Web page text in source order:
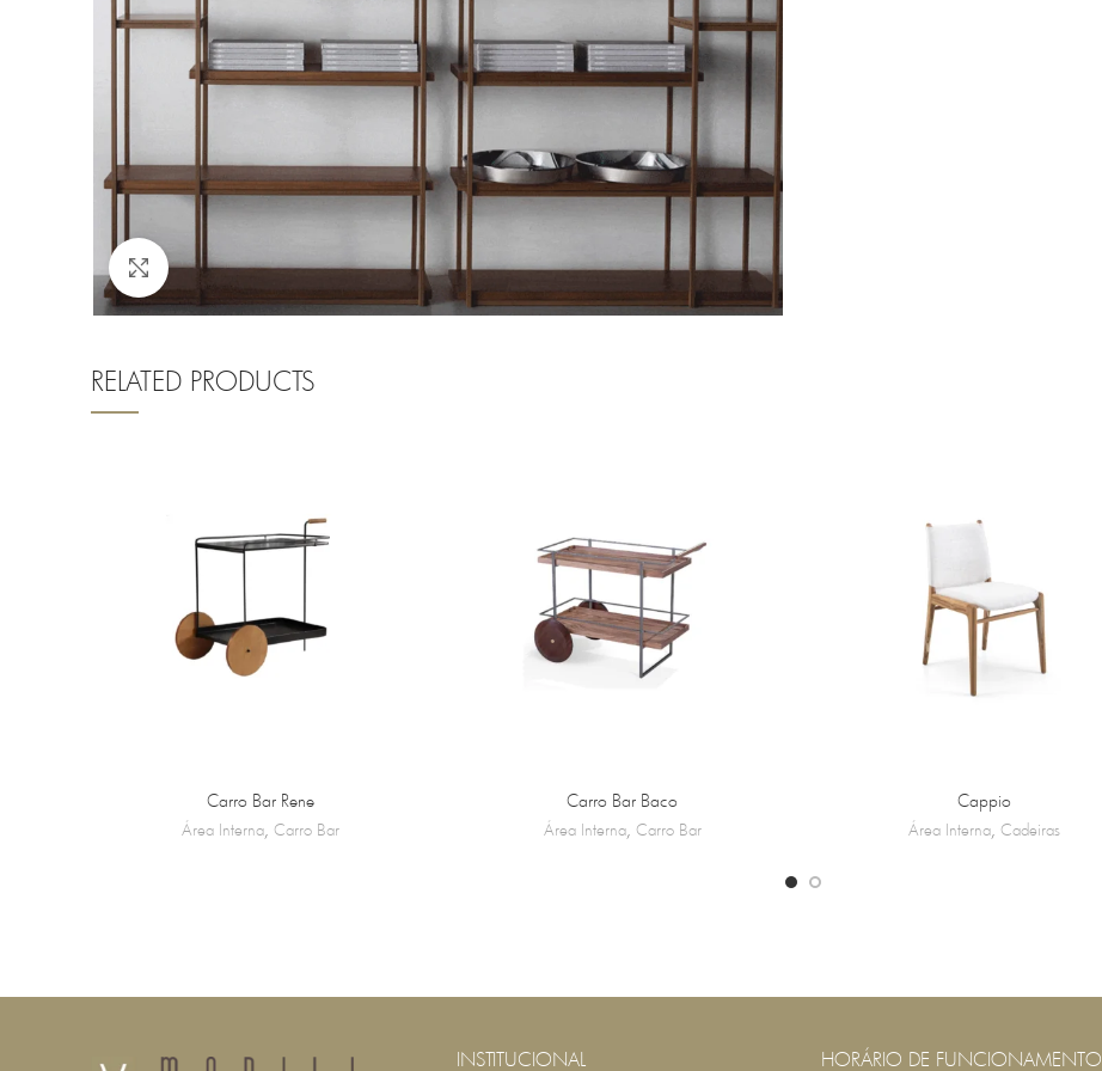
Clique para ampliar
RELATED PRODUCTS
Carro Bar Rene
Área Interna, Carro Bar
Carro Bar Baco
Área Interna, Carro Bar
Cappio
Área Interna, Cadeiras
INSTITUCIONAL HORÁRIO DE FUNCIONAMENTO